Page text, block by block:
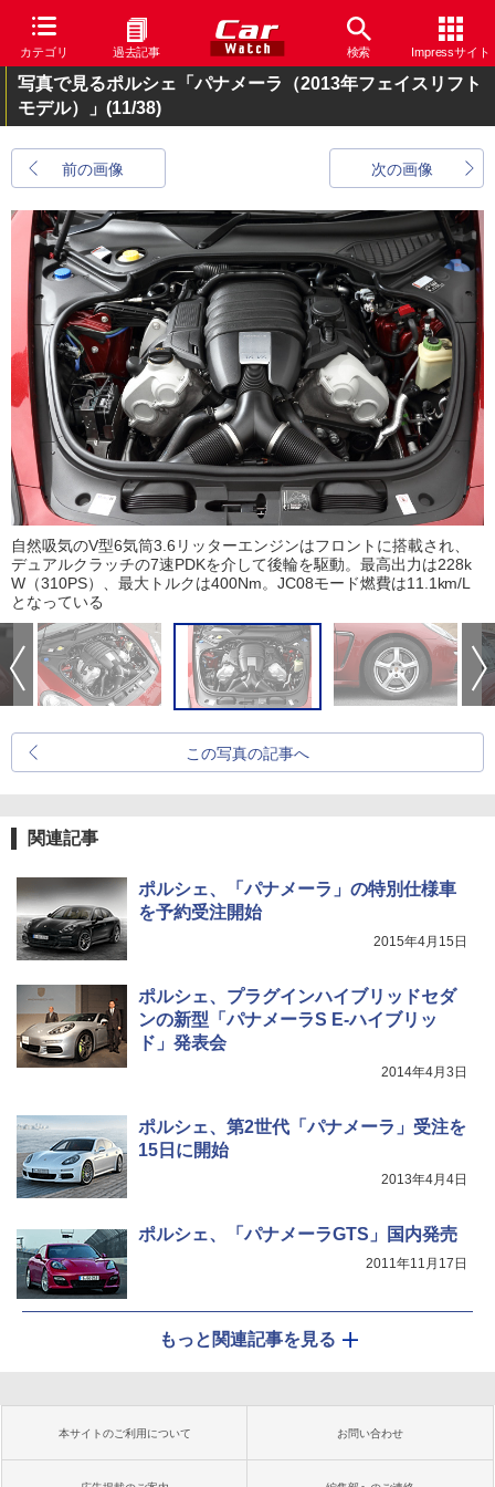
カテゴリ 過去記事 検索 Impressサイト
写真で見るポルシェ「パナメーラ（2013年フェイスリフト
モデル）」 (11/38)
前の画像 次の画像
自然吸気のV型6気筒3.6リッターエンジンはフロントに搭載され、
デュアルクラッチの7速PDKを介して後輪を駆動。最高出力は228k
W（310PS）、最大トルクは400Nm。JC08モード燃費は11.1km/L
となっている
この写真の記事へ
関連記事
ポルシェ、「パナメーラ」の特別仕様車
を予約受注開始
2015年4月15日
ポルシェ、プラグインハイブリッドセダ
ンの新型「パナメーラS E-ハイブリッ
ド」発表会
2014年4月3日
ポルシェ、第2世代「パナメーラ」受注を
15日に開始
2013年4月4日
ポルシェ、「パナメーラGTS」国内発売
2011年11月17日
もっと関連記事を見る
本サイトのご利用について お問い合わせ